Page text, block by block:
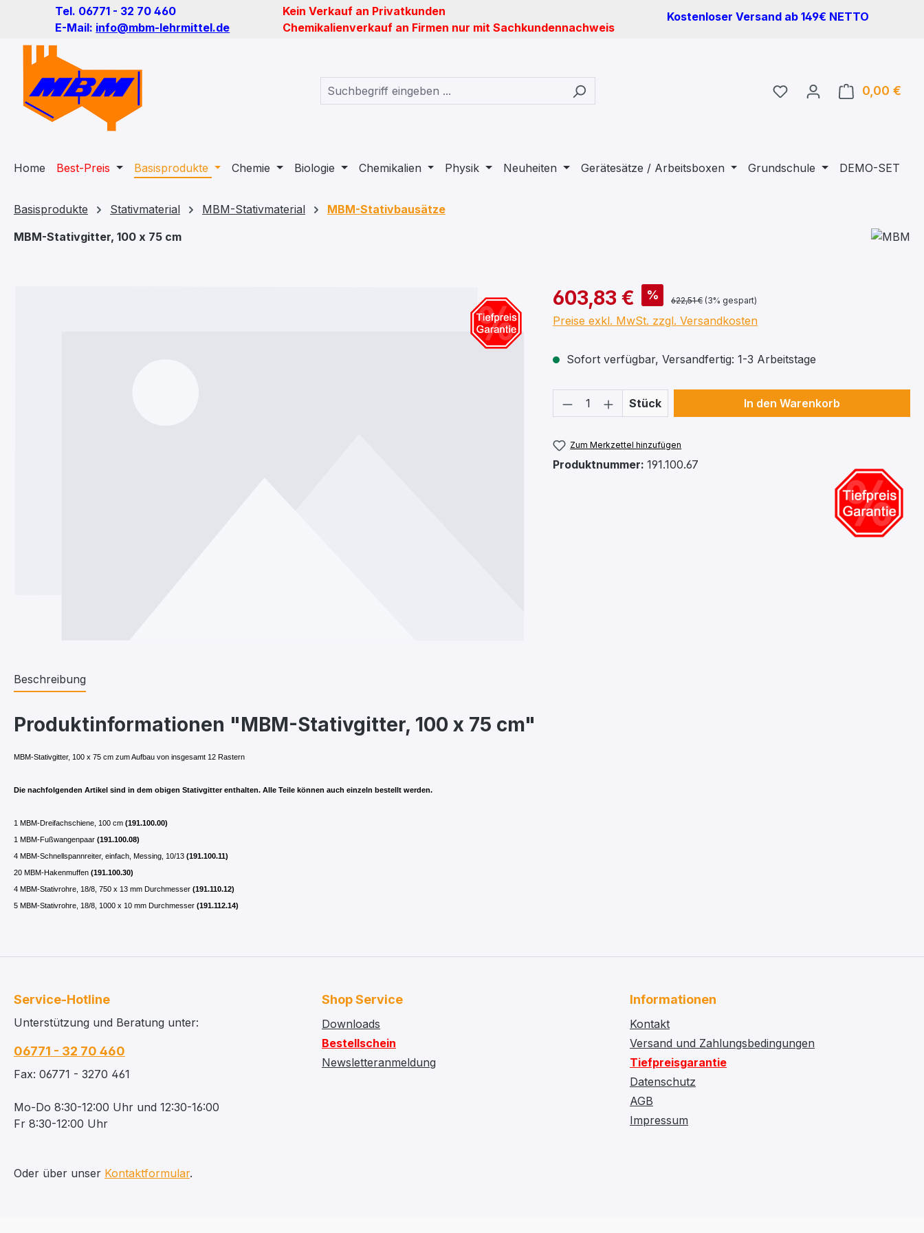
Hauptinhalt springen
Zur Suche springen
Zur Hauptnavigation springen
Tel. 06771 - 32 70 460
E-Mail: info@mbm-lehrmittel.de
Kein Verkauf an Privatkunden
Chemikalienverkauf an Firmen nur mit Sachkundennachweis
Kostenloser Versand ab 149€ NETTO
Du hast 0 Produkte auf
0,00 €
Home Best-Preis Basisprodukte Chemie Biologie Chemikalien Physik Neuheiten Gerätesätze / Arbeitsboxen Grundschule DEMO-SET
Basisprodukte Stativmaterial MBM-Stativmaterial
MBM-Stativbausätze
MBM-Stativgitter, 100 x 75 cm
603,83 € % 622,51 € (3% gespart)
Preise exkl. MwSt. zzgl. Versandkosten
Sofort verfügbar, Versandfertig: 1-3 Arbeitstage
Produkt Anzahl: Gib den gewünschten Wert
Stück In den Warenkorb
Zum Merkzettel hinzufügen
Produktnummer: 191.100.67
Beschreibung
Produktinformationen "MBM-Stativgitter, 100 x 75 cm"
MBM-Stativgitter, 100 x 75 cm zum Aufbau von insgesamt 12 Rastern
Die nachfolgenden Artikel sind in dem obigen Stativgitter enthalten. Alle Teile können auch einzeln bestellt werden.
1 MBM-Dreifachschiene, 100 cm (191.100.00)
1 MBM-Fußwangenpaar (191.100.08)
4 MBM-Schnellspannreiter, einfach, Messing , 10/13 (191.100.11)
20 MBM-Hakenmuffen (191.100.30)
4 MBM-Stativrohre, 18/8, 750 x 13 mm Durchmesser (191.110.12)
5 MBM-Stativrohre, 18/8, 1000 x 10 mm Durchmesser (191.112.14)
Service-Hotline
Unterstützung und Beratung unter:
06771 - 32 70 460
Fax: 06771 - 3270 461
Mo-Do 8:30-12:00 Uhr und 12:30-16:00
Fr 8:30-12:00 Uhr
Oder über unser Kontaktformular.
Shop Service
Downloads
Bestellschein
Newsletteranmeldung
Informationen
Kontakt
Versand und Zahlungsbedingungen
Tiefpreisgarantie
Datenschutz
AGB
Impressum